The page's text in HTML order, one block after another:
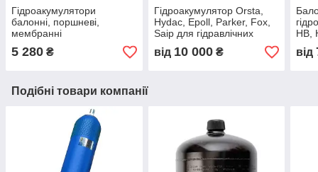
Гідроакумулятори
балонні, поршневі,
мембранні
Bolenz&Schafer, Epoll,
Hydac, Olaer, Fox,OMT
5 280 ₴
Гідроакумулятор Orsta,
Hydac, Epoll, Parker, Fox,
Saip для гідравлічних
систем
від 10 000₴
HB,
від
Подібні товари компанії